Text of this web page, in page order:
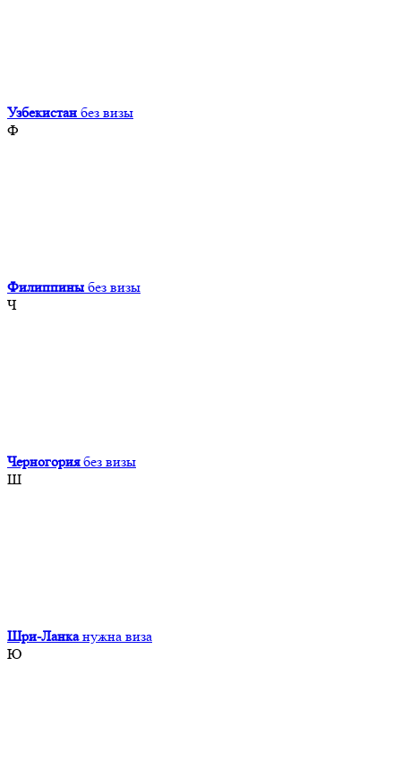
Узбекистан без визы
Ф
Филиппины без визы
Ч
Черногория без визы
Ш
Шри-Ланка нужна виза
Ю